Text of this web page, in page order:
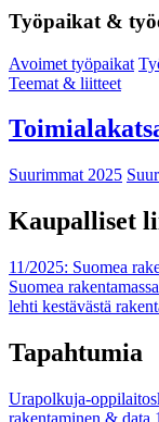
Työpaikat &
Avoimet työpaikat
Teemat & liitteet
Suurimmat 2025
Kaupalliset
11/2025: Suomea
Suomea rakentamassa
lehti kestävästä
Tapahtumia
Urapolkuja-
rakentaminen & data